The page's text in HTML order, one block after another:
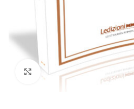
Clicca per ampliare